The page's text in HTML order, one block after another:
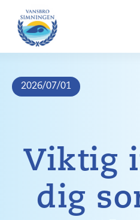
innehåll
2026/07/01
Viktig
dig